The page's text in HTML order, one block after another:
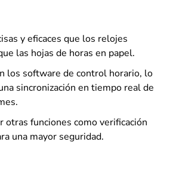
y eficaces que los relojes
las hojas de horas en papel.
los software de control horario, lo
sincronización en tiempo real de
otras funciones como verificación
una mayor seguridad.